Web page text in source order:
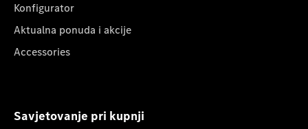
Konfigurator
Aktualna ponuda i akcije
Accessories
Savjetovanje pri kupnji